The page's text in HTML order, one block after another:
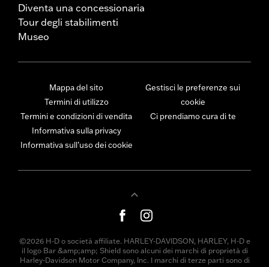
Diventa una concessionaria
Tour degli stabilimenti
Museo
Mappa del sito
Termini di utilizzo
Termini e condizioni di vendita
Informativa sulla privacy
Informativa sull’uso dei cookie
Gestisci le preferenze sui
cookie
Ci prendiamo cura di te
©2026 H-D o società affiliate. HARLEY-DAVIDSON, HARLEY, H-D e
il logo Bar &amp;amp; Shield sono alcuni dei marchi di proprietà di
Harley-Davidson Motor Company, Inc. I marchi di terze parti sono di